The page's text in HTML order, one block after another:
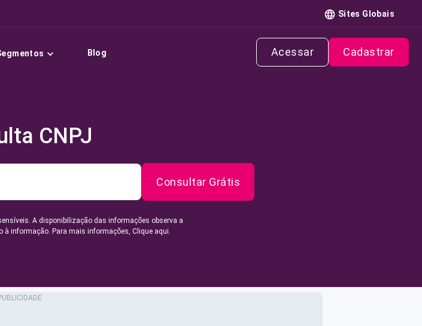
Sites Globais
Blog Acessar Cadastrar
CNPJ
Consultar Grátis
A disponibilização das informações observa a
à informação. Para mais informações, Clique aqui.